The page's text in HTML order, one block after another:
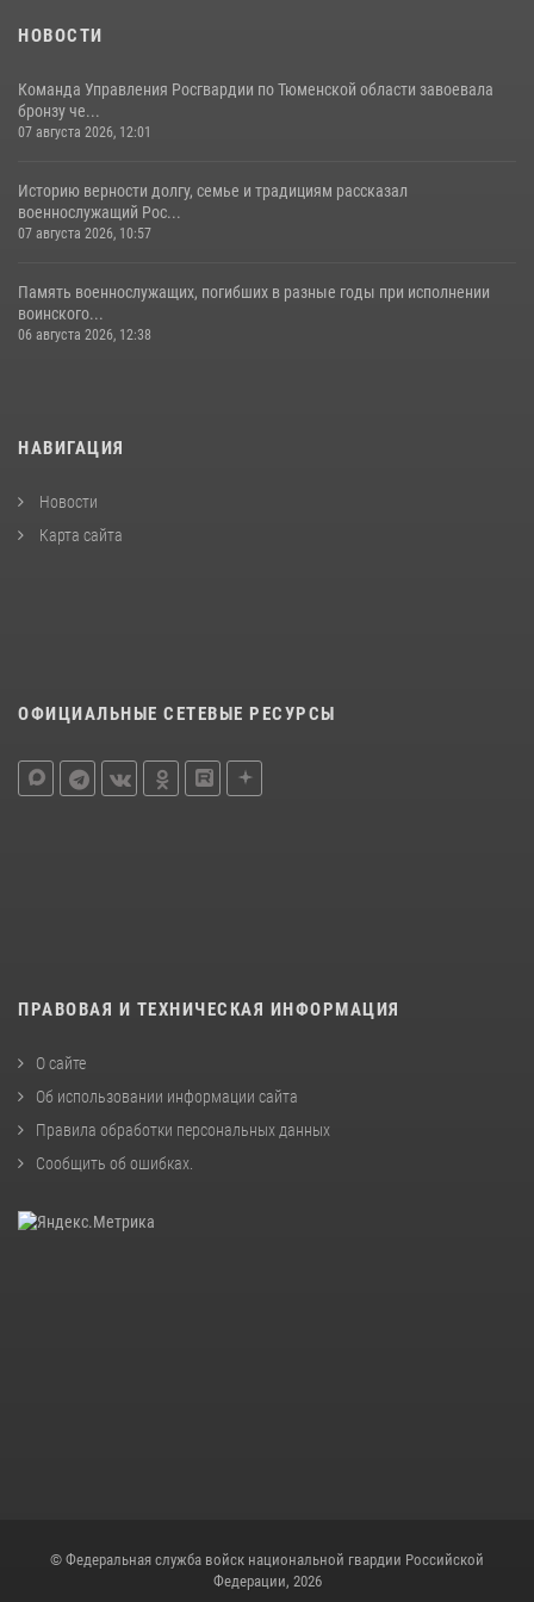
НОВОСТИ
Команда Управления Росгвардии по Тюменской области завоевала
бронзу че...
07 августа 2026, 12:01
Историю верности долгу, семье и традициям рассказал
военнослужащий Рос...
07 августа 2026, 10:57
Память военнослужащих, погибших в разные годы при исполнении
воинского...
06 августа 2026, 12:38
НАВИГАЦИЯ
Новости
Карта сайта
ОФИЦИАЛЬНЫЕ СЕТЕВЫЕ РЕСУРСЫ
ПРАВОВАЯ И ТЕХНИЧЕСКАЯ ИНФОРМАЦИЯ
О сайте
Об использовании информации сайта
Правила обработки персональных данных
Сообщить об ошибках
© Федеральная служба войск национальной гвардии Российской
Федерации, 2026